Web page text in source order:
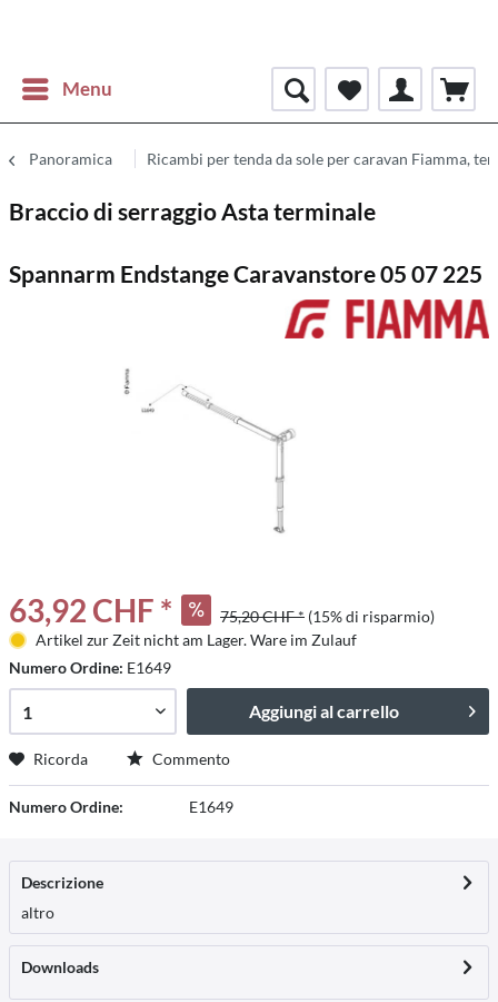
Menu
Panoramica Ricambi per tenda da sole per caravan Fiamma,
Braccio di serraggio Asta terminale
Spannarm Endstange Caravanstore 05 07 225
63,92 CHF * 75,20 CHF * (15% di risparmio)
Artikel zur Zeit nicht am Lager. Ware im Zulauf
Numero Ordine: E1649
Aggiungi al carrello
Ricorda Commento
Numero Ordine: E1649
Descrizione
altro
Downloads